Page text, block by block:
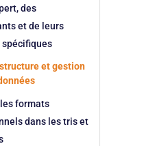
des
et de leurs
et gestion
formats
dans les tris et